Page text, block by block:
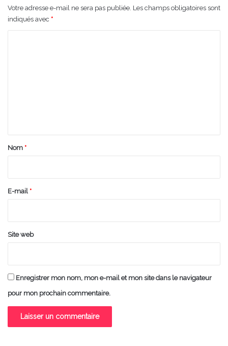
Votre adresse e-mail ne sera pas publiée. Les champs obligatoires sont
indiqués avec *
a
e
Nom *
E-mail *
Site web
Enregistrer mon nom, mon e-mail et mon site dans le navigateur
pour mon prochain commentaire.